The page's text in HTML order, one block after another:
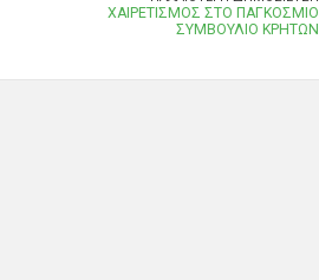
ΧΑΙΡΕΤΙΣΜΟΣ ΣΤΟ ΠΑΓΚΟΣΜΙΟ